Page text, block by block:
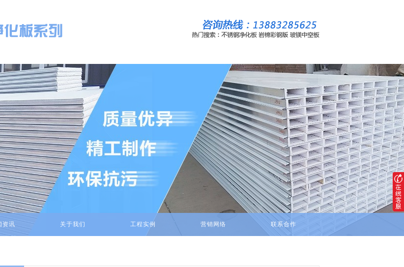
资讯 关于我们 工程实例 营销网络 联系合作